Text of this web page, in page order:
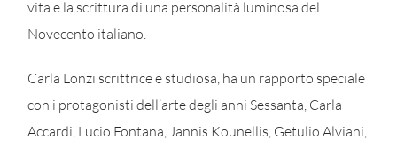
vita e la scrittura di una personalità luminosa del
Novecento italiano.
Carla Lonzi scrittrice e studiosa, ha un rapporto speciale
con i protagonisti dell’arte degli anni Sessanta, Carla
Accardi, Lucio Fontana, Jannis Kounellis, Getulio Alviani,